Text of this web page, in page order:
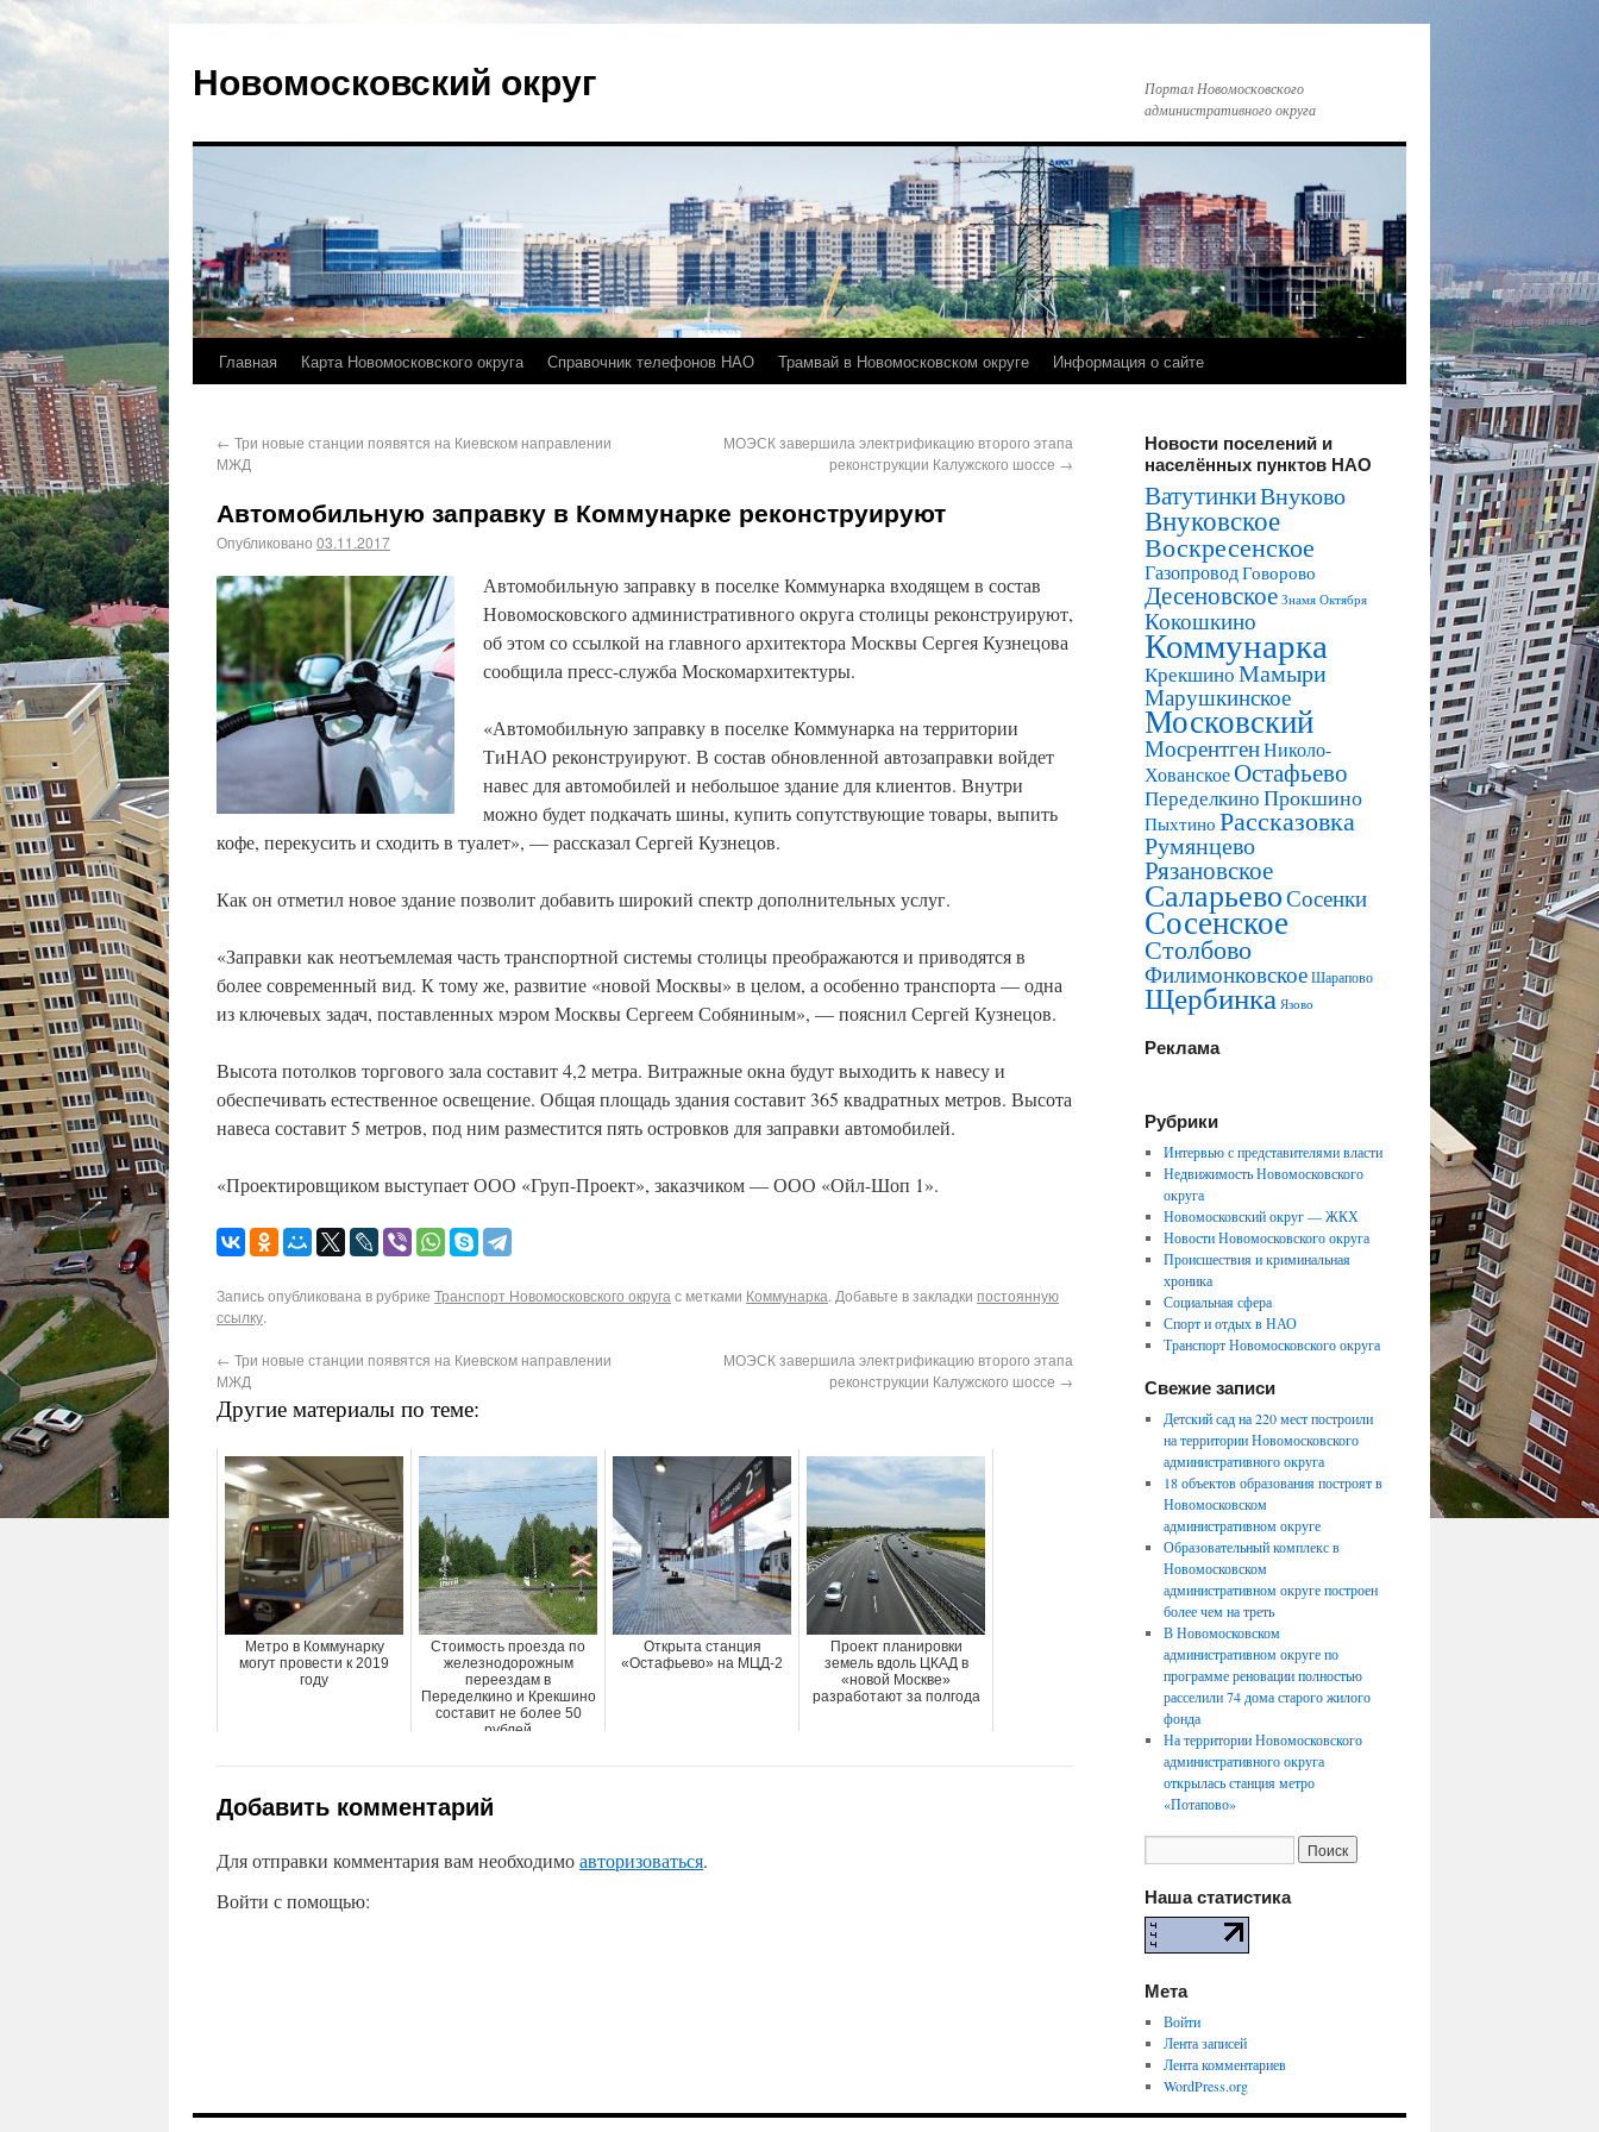
Новомосковский округ
Портал Новомосковского
административного округа
Главная Карта Новомосковского округа Справочник телефонов НАО Трамвай в Новомосковском округе Информация о сайте
← Три новые станции появятся на Киевском направлении
МЖД
МОЭСК завершила электрификацию второго этапа
реконструкции Калужского шоссе →
Автомобильную заправку в Коммунарке реконструируют
Опубликовано 03.11.2017
Автомобильную заправку в поселке Коммунарка входящем в состав
Новомосковского административного округа столицы реконструируют,
об этом со ссылкой на главного архитектора Москвы Сергея Кузнецова
сообщила пресс-служба Москомархитектуры.
«Автомобильную заправку в поселке Коммунарка на территории
ТиНАО реконструируют. В состав обновленной автозаправки войдет
навес для автомобилей и небольшое здание для клиентов. Внутри
можно будет подкачать шины, купить сопутствующие товары, выпить
кофе, перекусить и сходить в туалет», — рассказал Сергей Кузнецов.
Как он отметил новое здание позволит добавить широкий спектр дополнительных услуг.
«Заправки как неотъемлемая часть транспортной системы столицы преображаются и приводятся в
более современный вид. К тому же, развитие «новой Москвы» в целом, а особенно транспорта — одна
из ключевых задач, поставленных мэром Москвы Сергеем Собяниным», — пояснил Сергей Кузнецов.
Высота потолков торгового зала составит 4,2 метра. Витражные окна будут выходить к навесу и
обеспечивать естественное освещение. Общая площадь здания составит 365 квадратных метров. Высота
навеса составит 5 метров, под ним разместится пять островков для заправки автомобилей.
«Проектировщиком выступает ООО «Груп-Проект», заказчиком — ООО «Ойл-Шоп 1».
Запись опубликована в рубрике Транспорт Новомосковского округа с метками Коммунарка. Добавьте в закладки постоянную
ссылку.
← Три новые станции появятся на Киевском направлении
МЖД
МОЭСК завершила электрификацию второго этапа
реконструкции Калужского шоссе →
Другие материалы по теме:
Метро в Коммунарку
могут провести к 2019
году
Стоимость проезда по
железнодорожным
переездам в
Переделкино и Крекшино
составит не более 50
рублей
Открыта станция
«Остафьево» на МЦД-2
Проект планировки
земель вдоль ЦКАД в
«новой Москве»
разработают за полгода
Добавить комментарий
Для отправки комментария вам необходимоавторизоваться.
Войти с помощью:
Новости поселений и
населённых пунктов НАО
ВатутинкиВнуково
Внуковское
Воскресенское
ГазопроводГоворово
Десеновское Знамя Октября
Кокошкино
Коммунарка
КрекшиноМамыри
Марушкинское
Московский
МосрентгенНиколо-
ХованскоеОстафьево
ПеределкиноПрокшино
Пыхтино Рассказовка
Румянцево
Рязановское
СаларьевоСосенки
Сосенское
Столбово
ФилимонковскоеШарапово
Щербинка Язово
Реклама
Рубрики
Интервью с представителями власти
Недвижимость Новомосковского
округа
Новомосковский округ — ЖКХ
Новости Новомосковского округа
Происшествия и криминальная
хроника
Социальная сфера
Спорт и отдых в НАО
Транспорт Новомосковского округа
Свежие записи
Детский сад на 220 мест построили
на территории Новомосковского
административного округа
18 объектов образования построят в
Новомосковском
административном округе
Образовательный комплекс в
Новомосковском
административном округе построен
более чем на треть
В Новомосковском
административном округе по
программе реновации полностью
расселили 74 дома старого жилого
фонда
На территории Новомосковского
административного округа
открылась станция метро
«Потапово»
Наша статистика
Мета
Войти
Лента записей
Лента комментариев
WordPress.org